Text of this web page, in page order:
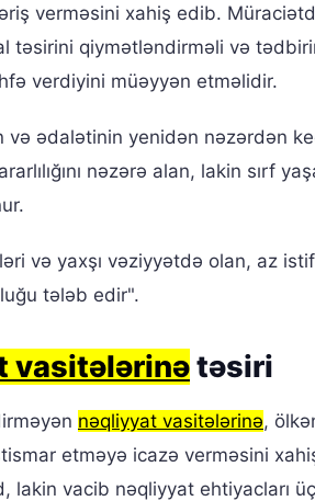
verməsini xahiş edib.
təsirini qiymətləndirməli və
verdiyini müəyyən etməlidir.
ədalətinin yenidən nəzərdən
nəzərə alan, lakin sırf
və yaxşı vəziyyətdə olan, az
tələb edir".
vasitələrinətəsiri
nəqliyyat vasitələrinə,
etməyə icazə verməsini
lakin vacib nəqliyyat ehtiyacları